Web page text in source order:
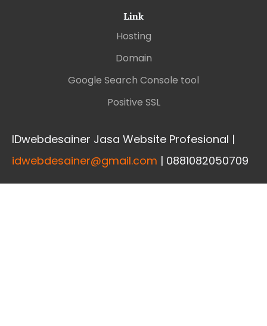
Link
Hosting
Domain
Google Search Console tool
Positive SSL
IDwebdesainer Jasa Website Profesional |
idwebdesainer@gmail.com | 0881082050709